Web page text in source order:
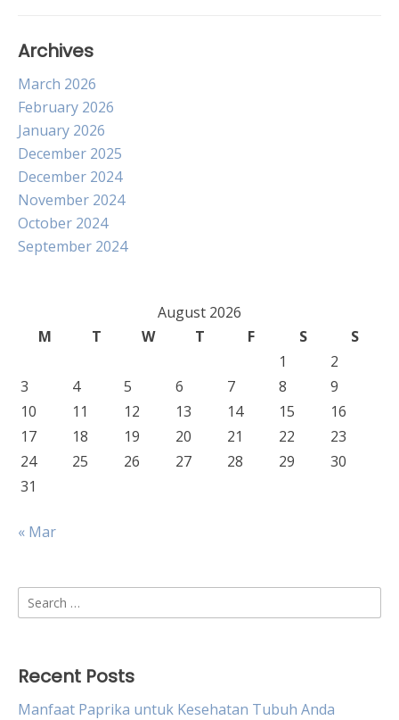
Archives
March 2026
February 2026
January 2026
December 2025
December 2024
November 2024
October 2024
September 2024
August 2026
M
T W T F S
S
1
2
3
4 5 6 7 8
9
10
11 12 13 14 15
16
17
18 19 20 21 22
23
24
25 26 27 28 29
30
31
« Mar
Search
for:
Recent Posts
Manfaat Paprika untuk Kesehatan Tubuh Anda